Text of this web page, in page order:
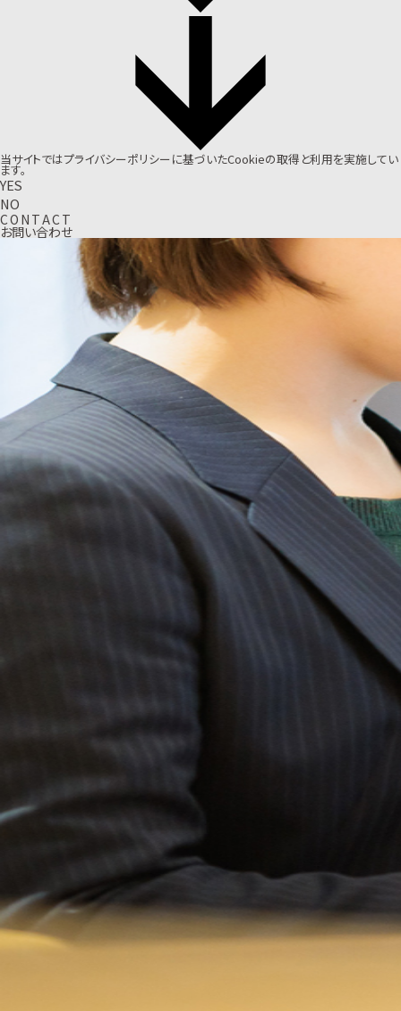
当サイトではプライバシーポリシーに基づいたCookieの取得と利用を実施してい
ます。
YES
NO
CO N TACT
お問い合わせ